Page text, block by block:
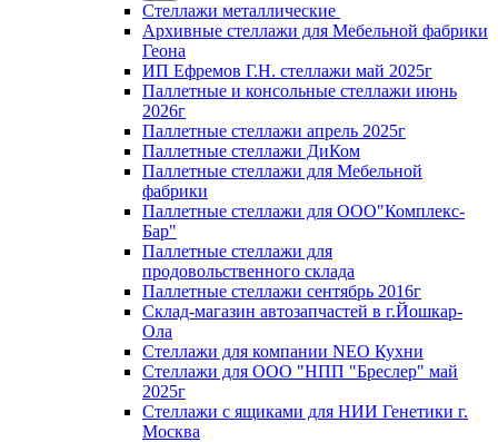
Стеллажи металлические
Архивные стеллажи для Мебельной фабрики
Геона
ИП Ефремов Г.Н. стеллажи май 2025г
Паллетные и консольные стеллажи июнь
2026г
Паллетные стеллажи апрель 2025г
Паллетные стеллажи ДиКом
Паллетные стеллажи для Мебельной
фабрики
Паллетные стеллажи для ООО"Комплекс-
Бар"
Паллетные стеллажи для
продовольственного склада
Паллетные стеллажи сентябрь 2016г
Склад-магазин автозапчастей в г.Йошкар-
Ола
Стеллажи для компании NEO Кухни
Стеллажи для ООО "НПП "Бреслер" май
2025г
Стеллажи с ящиками для НИИ Генетики г.
Москва